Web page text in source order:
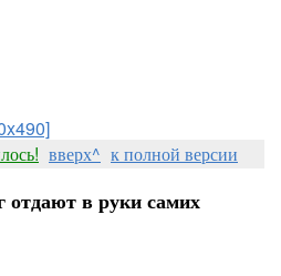
вверх^ к полной версии
отдают в руки самих